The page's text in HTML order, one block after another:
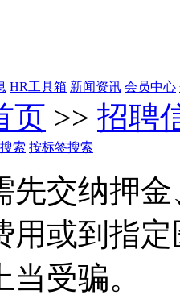
HR工具箱 新闻资讯 会员中心
页 >> 招聘
索 按标签搜索
先交纳押
用或到指
受骗。